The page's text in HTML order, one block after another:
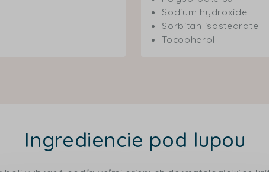
Sodium hydroxide
Sorbitan isostearate
Tocopherol
Ingrediencie pod lupou